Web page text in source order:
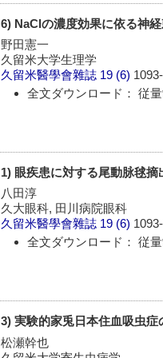
6) NaClの濃度効果に依る神
野田憲一
久留米大学生理学
久留米醫學會雜誌 19 (6)
全文ダウンロード： 従
1) 眼疾患に対する尾動脉毬摘
八田淳
久大眼科, 田川病院眼科
久留米醫學會雜誌 19 (6)
全文ダウンロード： 従
3) 実験的家兎日本住血吸虫症
松瀬幹也